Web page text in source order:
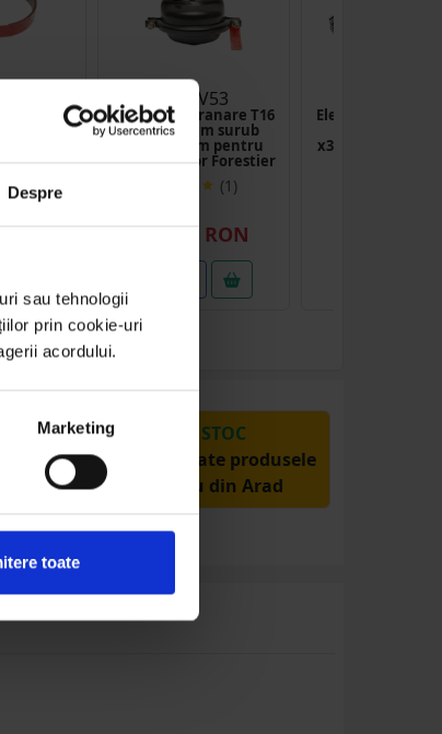
Despre
sau tehnologii
prin cookie-uri
acordului.
Marketing
toate
centura
Forestier
DISCV53
Camera de franare T16
M16x1.5mm surub
M12x1.5mm pentru
troliu Tractor Forestier
(1)
129.00 RON
Electrozi sudura
x350mm 5KG
PRODUSE DIN STOC
Livrăm rapid, avem toate produsele
în depozitul nostru din Arad